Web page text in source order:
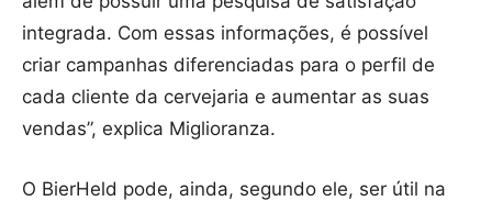
integrada. Com essas informações, é possível
criar campanhas diferenciadas para o perfil de
cada cliente da cervejaria e aumentar as suas
vendas”, explica Miglioranza.
O BierHeld pode, ainda, segundo ele, ser útil na